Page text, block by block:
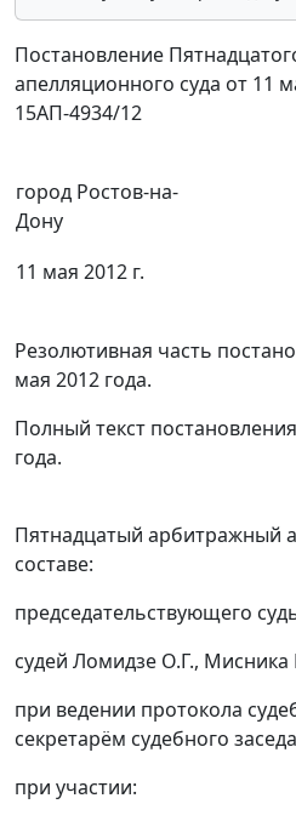
Постановление
апелляционного суда от 11
15АП-4934/12
город Ростов-на-
Дону
11 мая 2012 г.
Резолютивная часть
мая 2012 года.
Полный текст
года.
Пятнадцатый арбитражный
составе:
председательствующего
судей Ломидзе О.Г., Мисника
при ведении протокола
секретарём судебного
при участии: